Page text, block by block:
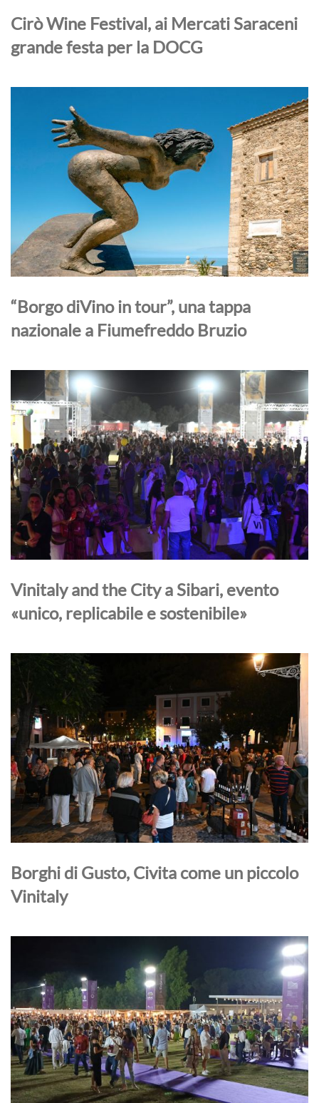
Cirò Wine Festival, ai Mercati Saraceni
grande festa per la DOCG
“Borgo diVino in tour”, una tappa
nazionale a Fiumefreddo Bruzio
Vinitaly and the City a Sibari, evento
«unico, replicabile e sostenibile»
Borghi di Gusto, Civita come un piccolo
Vinitaly